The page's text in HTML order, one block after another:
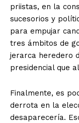
priistas, en la
sucesorios y
para empujar
tres ámbitos de
jerarca heredero
presidencial que
Finalmente, es
derrota en la
desaparecería.